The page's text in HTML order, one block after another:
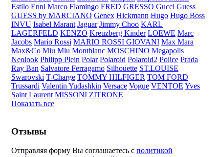
Estilo Enni Marco Flamingo FRED GRESSO Gucci Guess
GUESS by MARCIANO Genex Hickmann Hugo Hugo Boss
INVU Isabel Marant Jaguar Jimmy Choo KARL
LAGERFELD KENZO Kreuzberg Kinder LOEWE Marc
Jacobs Mario Rossi MARIO ROSSI GIOVANI Max Mara
Max&Co Miu Miu Montblanc MOSCHINO Megapolis
Neolook Philipp Plein Polar Polaroid Polaroid2 Police Prada
Ray Ban Salvatore Ferragamo Silhouette ST.LOUISE
Swarovski T-Charge TOMMY HILFIGER TOM FORD
Trussardi Valentin Yudashkin Versace Vogue VENTOE Yves
Saint Laurent MISSONI ZITRONE
Показать все
Отзывы
Отправляя форму Вы соглашаетесь с политикой